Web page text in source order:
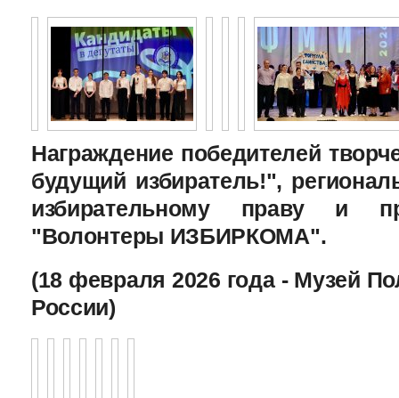
Награждение победителей
будущий избиратель!",
избирательному праву и
"Волонтеры ИЗБИРКОМА".
(18 февраля 2026 года - Музей
России)